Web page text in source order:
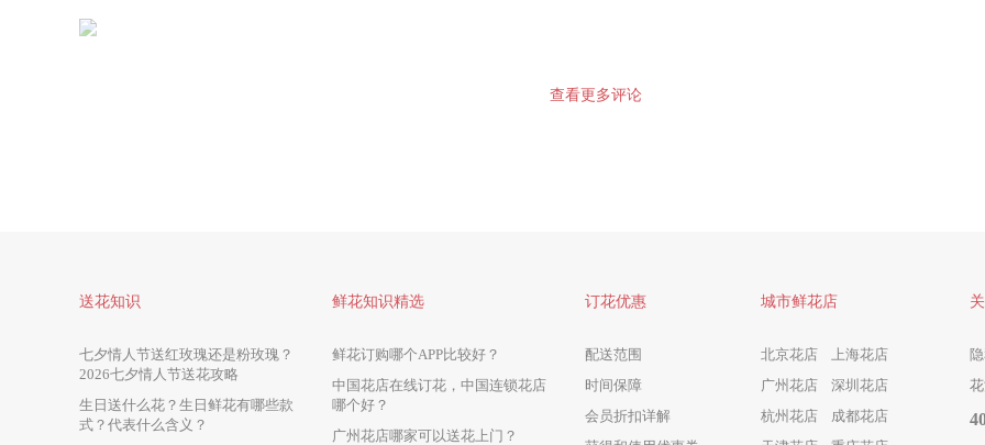
查看更多评论
送花知识
七夕情人节送红玫瑰还是粉玫瑰？
2026七夕情人节送花攻略
生日送什么花？生日鲜花有哪些款
式？代表什么含义？
鲜花知识精选
鲜花订购哪个APP比较好？
中国花店在线订花，中国连锁花店
哪个好？
广州花店哪家可以送花上门？
订花优惠
配送范围
时间保障
会员折扣详解
城市鲜花店
北京花店
上海花店
广州花店
深圳花店
杭州花店
成都花店